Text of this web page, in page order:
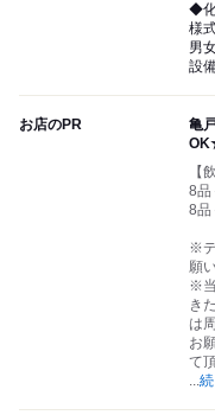
◆
様
男
設
お店のPR
亀
【
8品
8品
※
願
※
き
は
お
て
...